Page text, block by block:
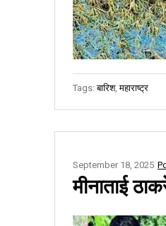
Tags:बारिश,महाराष्ट्र
September 18, 2025
मीनाताई